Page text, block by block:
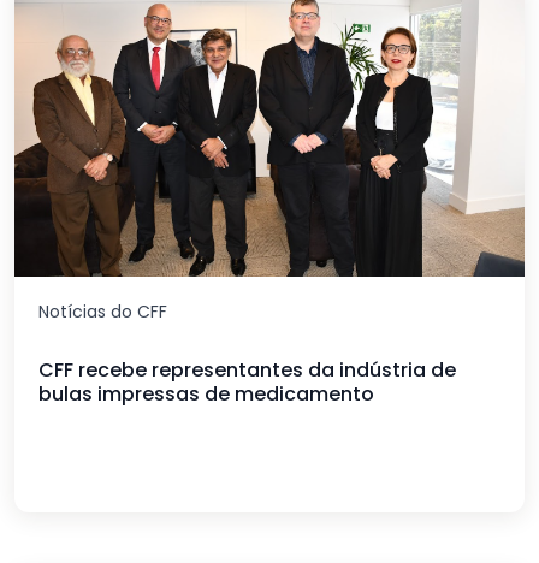
Notícias do CFF
CFF recebe representantes da indústria de
bulas impressas de medicamento